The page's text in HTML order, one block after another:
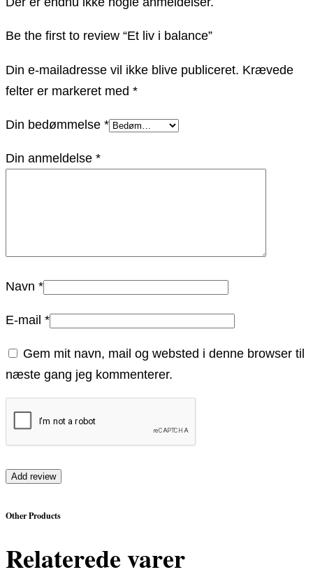
Be the first to review “Et liv i balance”
Din e-mailadresse vil ikke blive publiceret. Krævede
felter er markeret med *
Din bedømmelse *
Din anmeldelse *
Navn *
E-mail *
Gem mit navn, mail og websted i denne browser til
næste gang jeg kommenterer.
Other Products
Relaterede varer